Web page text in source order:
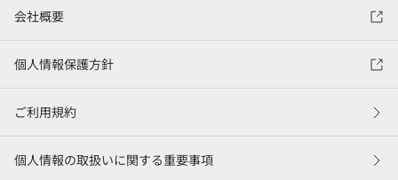
会社概要
個人情報保護方針
ご利用規約
個人情報の取扱いに関する重要事項